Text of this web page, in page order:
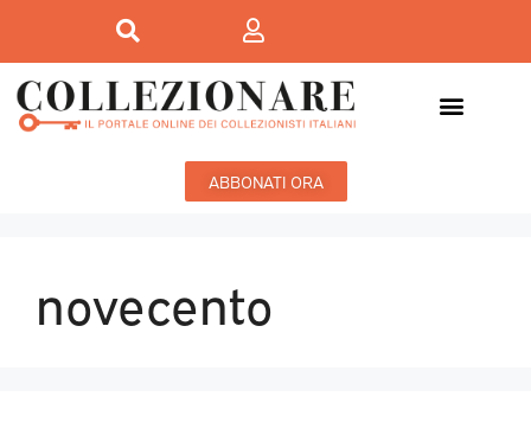
ABBONATI ORA
novecento